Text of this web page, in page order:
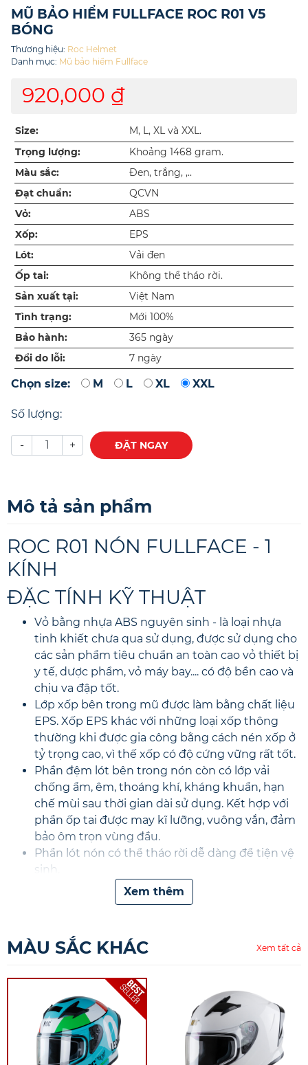
MŨ BẢO HIỂM FULLFACE ROC R01 V5
BÓNG
Thương hiệu: Roc Helmet
Danh mục: Mũ bảo hiểm Fullface
920,000 ₫
Size:
M, L, XL và XXL.
Trọng lượng:
Khoảng 1468 gram.
Màu sắc:
Đen, trắng, ,..
Đạt chuẩn:
QCVN
Vỏ:
ABS
Xốp:
EPS
Lót:
Vải đen
Ốp tai:
Không thể tháo rời.
Sản xuất tại:
Việt Nam
Tình trạng:
Mới 100%
Bảo hành:
365 ngày
Đổi do lỗi:
7 ngày
Chọn size: M L XL XXL
Số lượng:
- + ĐẶT NGAY
Mô tả sản phẩm
ROC R01 NÓN FULLFACE - 1
KÍNH
ĐẶC TÍNH KỸ THUẬT
Vỏ bằng nhựa ABS nguyên sinh - là loại nhựa
tinh khiết chưa qua sử dụng, được sử dụng cho
các sản phẩm tiêu chuẩn an toàn cao vỏ thiết bị
y tế, dược phẩm, vỏ máy bay.... có độ bền cao và
chịu va đập tốt.
Lớp xốp bên trong mũ được làm bằng chất liệu
EPS. Xốp EPS khác với những loại xốp thông
thường khi được gia công bằng cách nén xốp ở
tỷ trọng cao, vì thế xốp có độ cứng vững rất tốt.
Phần đệm lót bên trong nón còn có lớp vải
chống ẩm, êm, thoáng khí, kháng khuẩn, hạn
chế mùi sau thời gian dài sử dụng. Kết hợp với
phần ốp tai được may kĩ lưỡng, vuông vắn, đảm
bảo ôm trọn vùng đầu.
Phần lót nón có thể tháo rời dễ dàng để tiện vệ
sinh.
Hệ thống thông gió được thiết kế khí động học,
gồm 2 khe thông gió lớn ở phía trước có thể
nón để thoát khí. Bên trong có các hốc để khí
luồng ra, đảm bảo đầu người đội luôn thông
Kính chắn gió bên ngoài được làm từ chất liệu
cao cấp với độ bền cao, có tác dụng chắn gió,
bụi, đá văng, côn trùng bay vào mắt,... Kính có
tầm nhìn trong và rộng mà không làm biến
dạng hình ảnh.Kèm theo tấm pinlock gắn bên
Xem thêm
MÀU SẮC KHÁC Xem tất cả